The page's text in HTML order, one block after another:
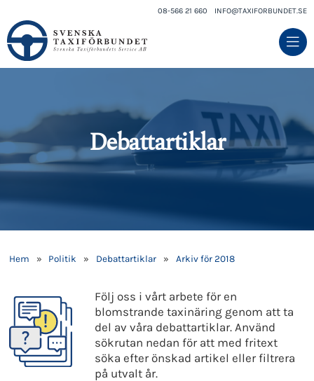
08-566 21 660 INFO@TAXIFORBUNDET.SE
Debattartiklar
Hem » Politik » Debattartiklar » Arkiv för 2018
Följ oss i vårt arbete för en
blomstrande taxinäring genom att ta
del av våra debattartiklar. Använd
sökrutan nedan för att med fritext
söka efter önskad artikel eller filtrera
på utvalt år.